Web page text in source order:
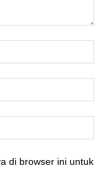
di browser ini untuk